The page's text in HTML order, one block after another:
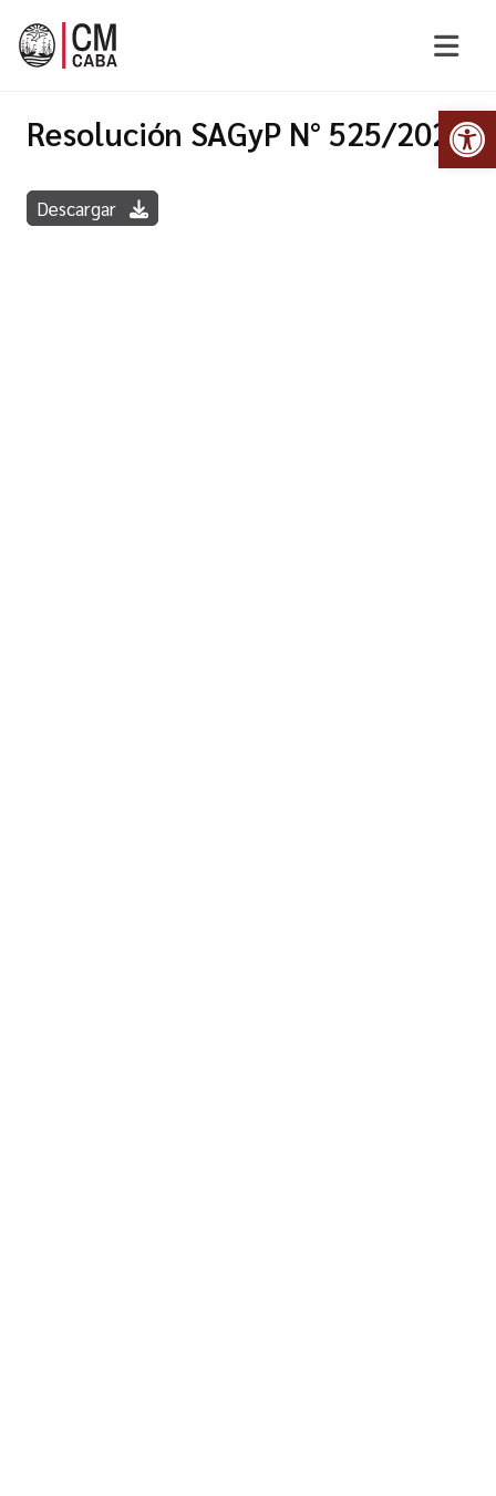
Resolución SAGyP N° 525/2022
Descargar